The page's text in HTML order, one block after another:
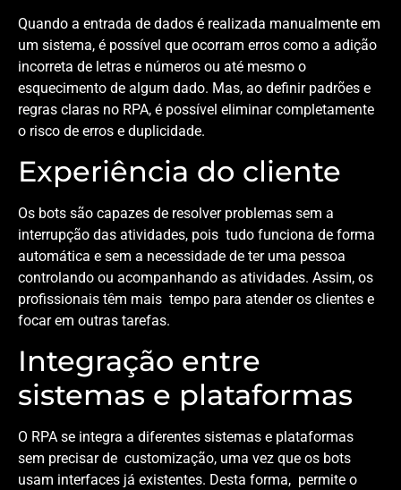
Quando a entrada de dados é realizada manualmente em
um sistema, é possível que ocorram erros como a adição
incorreta de letras e números ou até mesmo o
esquecimento de algum dado. Mas, ao definir padrões e
regras claras no RPA, é possível eliminar completamente
o risco de erros e duplicidade.
Experiência do cliente
Os bots são capazes de resolver problemas sem a
interrupção das atividades, pois tudo funciona de forma
automática e sem a necessidade de ter uma pessoa
controlando ou acompanhando as atividades. Assim, os
profissionais têm mais tempo para atender os clientes e
focar em outras tarefas.
Integração entre
sistemas e plataformas
O RPA se integra a diferentes sistemas e plataformas
sem precisar de customização, uma vez que os bots
usam interfaces já existentes. Desta forma, permite o